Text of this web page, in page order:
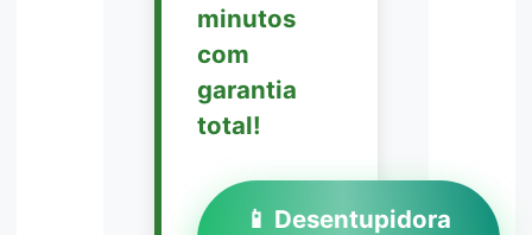
minutos
com
garantia
total!
📱 Desentupidora